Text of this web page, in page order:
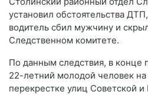
установил обстоятельства
водитель сбил мужчину и
Следственном комитете.
По данным следствия, в конце
22-летний молодой человек
перекрестке улиц Советской и